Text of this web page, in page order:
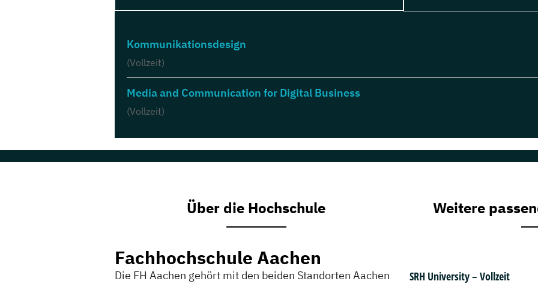
Kommunikationsdesign
(Vollzeit)
Media and Communication for Digital Business
(Vollzeit)
Über die Hochschule
Fachhochschule Aachen
Die FH Aachen gehört mit den beiden Standorten Aachen
Weitere
SRH University – Vollzeit